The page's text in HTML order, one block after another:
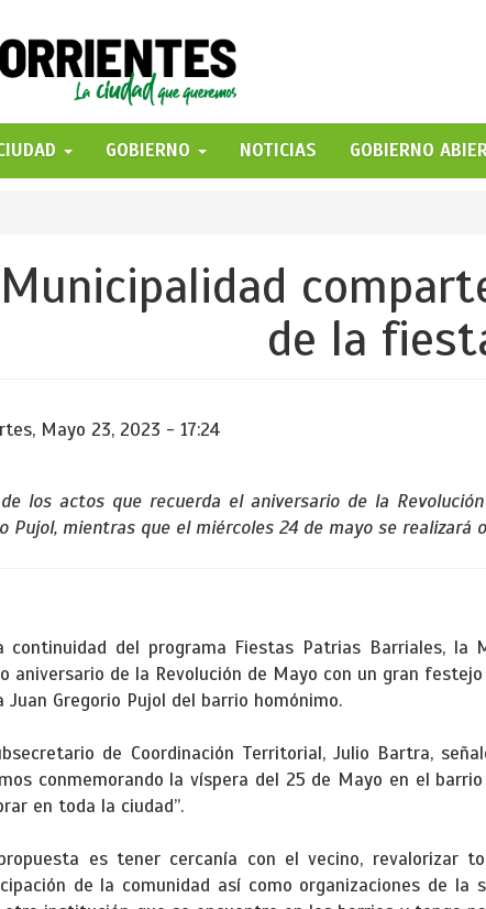
GOBIERNO NOTICIAS GOBIERNO
de la
Mayo 23, 2023 - 17:24
los actos que recuerda el aniversario de la
Pujol, mientras que el miércoles 24 de mayo se realizará
continuidad del programa Fiestas Patrias Barriales, la
aniversario de la Revolución de Mayo con un gran
Juan Gregorio Pujol del barrio homónimo.
de Coordinación Territorial, Julio Bartra,
conmemorando la víspera del 25 de Mayo en el
en toda la ciudad”.
es tener cercanía con el vecino,
de la comunidad así como organizaciones de la